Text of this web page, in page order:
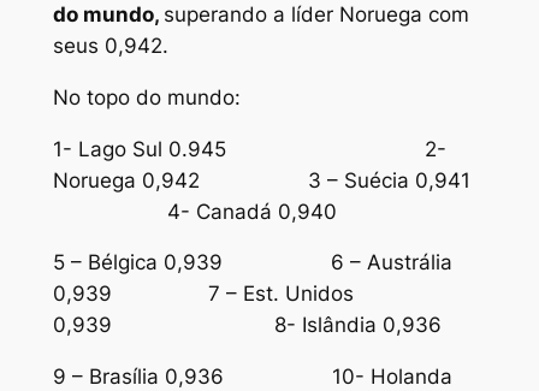
do mundo, superando a líder Noruega com
seus 0,942.
No topo do mundo:
1- Lago Sul 0.945 2-
Noruega 0,942 3 – Suécia 0,941
4- Canadá 0,940
5 – Bélgica 0,939 6 – Austrália
0,939 7 – Est. Unidos
0,939 8- Islândia 0,936
9 – Brasília 0,936 10- Holanda